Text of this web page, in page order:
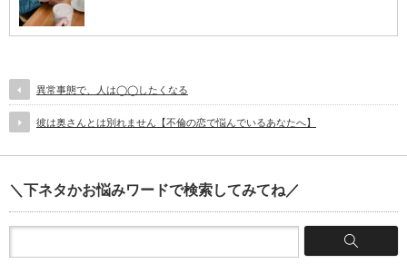
異常事態で、人は◯◯したくなる
彼は奥さんとは別れません【不倫の恋で悩んでいるあなたへ】
＼下ネタかお悩みワードで検索してみてね／